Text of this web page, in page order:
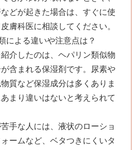
どが起きた場合は、すぐに使
膚科医に相談してください。
による違いや注意点は？
介したのは、ヘパリン類似物
含まれる保湿剤です。尿素や
質など保湿成分は多くありま
まり違いはないと考えられて
手な人には、液状のローショ
ームなど、ベタつきにくいタ